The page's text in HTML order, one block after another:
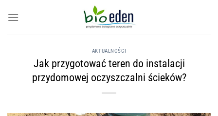
AKTUALNOŚCI
Jak przygotować teren do instalacji
przydomowej oczyszczalni ścieków?